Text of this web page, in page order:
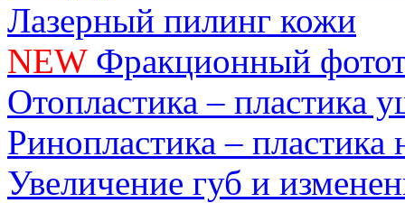
Лазерный пилинг кожи
NEWФракционный
Отопластика – пластика
Ринопластика – пластика
Увеличение губ и